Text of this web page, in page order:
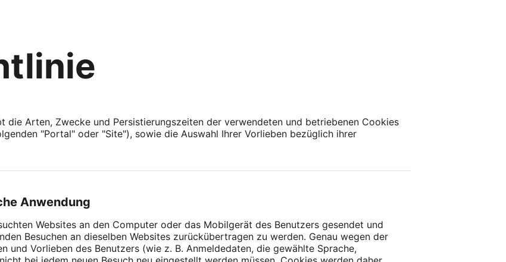
die Arten, Zwecke und Persistierungszeiten der verwendeten und betriebenen Cookies
"Portal" oder "Site"), sowie die Auswahl Ihrer Vorlieben bezüglich ihrer
Anwendung
Websites an den Computer oder das Mobilgerät des Benutzers gesendet und
Besuchen an dieselben Websites zurückübertragen zu werden. Genau wegen der
und Vorlieben des Benutzers (wie z. B. Anmeldedaten, die gewählte Sprache,